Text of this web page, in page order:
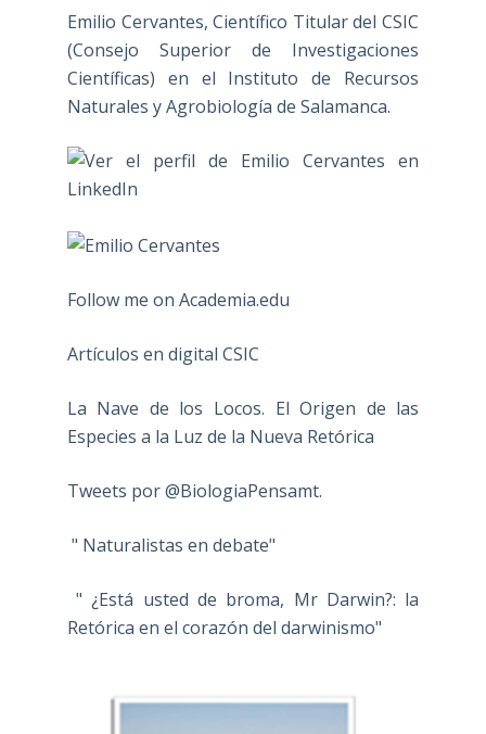
Emilio Cervantes, Científico Titular del CSIC
(Consejo Superior de Investigaciones
Científicas) en el Instituto de Recursos
Naturales y Agrobiología de Salamanca.
Follow me on Academia.edu
Artículos en digital CSIC
La Nave de los Locos. El Origen de las
Especies a la Luz de la Nueva Retórica
Tweets por @BiologiaPensamt.
" Naturalistas en debate"
" ¿Está usted de broma, Mr Darwin?: la
Retórica en el corazón del darwinismo"